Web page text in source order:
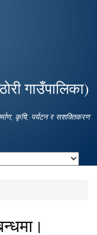
गाउँपालिका)
कृषि, पर्यटन र सशक्तिकरण